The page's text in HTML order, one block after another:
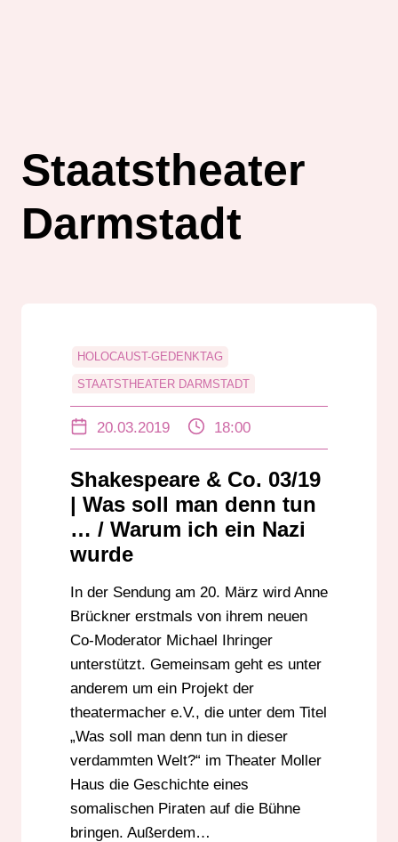
Staatstheater
Darmstadt
HOLOCAUST-GEDENKTAG
STAATSTHEATER DARMSTADT
THEATERMACHER
20.03.2019 18:00
Shakespeare & Co. 03/19
| Was soll man denn tun
… / Warum ich ein Nazi
wurde
In der Sendung am 20. März wird Anne
Brückner erstmals von ihrem neuen
Co-Moderator Michael Ihringer
unterstützt. Gemeinsam geht es unter
anderem um ein Projekt der
theatermacher e.V., die unter dem Titel
„Was soll man denn tun in dieser
verdammten Welt?“ im Theater Moller
Haus die Geschichte eines
somalischen Piraten auf die Bühne
bringen. Außerdem…